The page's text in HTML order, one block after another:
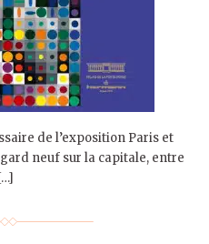
de l’exposition Paris et
neuf sur la capitale, entre